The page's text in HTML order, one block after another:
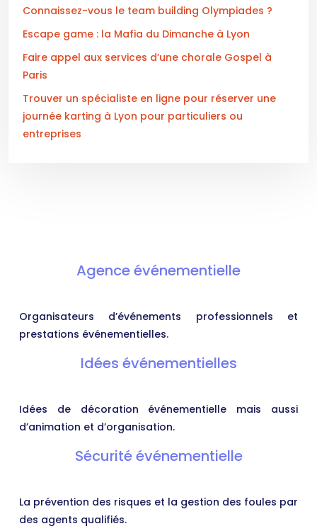
Connaissez-vous le team building Olympiades ?
Escape game : la Mafia du Dimanche à Lyon
Faire appel aux services d’une chorale Gospel à
Paris
Trouver un spécialiste en ligne pour réserver une
journée karting à Lyon pour particuliers ou
entreprises
Agence événementielle
Organisateurs d’événements professionnels et
prestations événementielles.
Idées événementielles
Idées de décoration événementielle mais aussi
d’animation et d’organisation.
Sécurité événementielle
La prévention des risques et la gestion des foules par
des agents qualifiés.